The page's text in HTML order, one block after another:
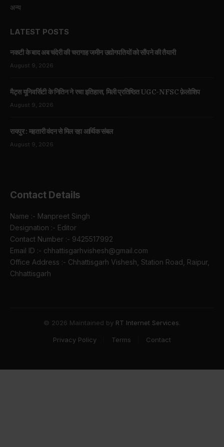
अन्य
LATEST POSTS
नकटी के बाद अब चंदेरी की चरागाह जमीन उद्योगपतियों को सौंपने की तैयारी
August 9, 2026
मैट्स यूनिवर्सिटी के नितिन ने रचा इतिहास, मिली प्रतिष्ठित UGC-NFSC फ़ेलोशिप
August 9, 2026
रायपुर : महतारी वंदन से मिल रहा आर्थिक संबल
August 9, 2026
Contact Details
Name :- Manpreet Singh
Designation :- Editor
Contact Number :- 9425517992
Email ID :- chhattisgarhvishesh@gmail.com
Office Address :- Chhattisgarh Vishesh, Station Road, Raipur,
Chhattisgarh
© 2026 Maintained by RT Internet Services
Privacy Policy Terms Contact